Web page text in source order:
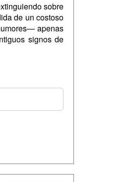
sobre
de un costoso
apenas
signos de